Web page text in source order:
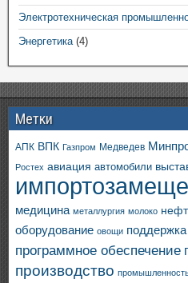
Электротехническая
Энергетика(4)
Метки
АПК ВПК Газпром Медведев
Ростех авиация автомобили
медицина металлургия молоко
оборудование овощи поддержка
программное обеспечение
производство